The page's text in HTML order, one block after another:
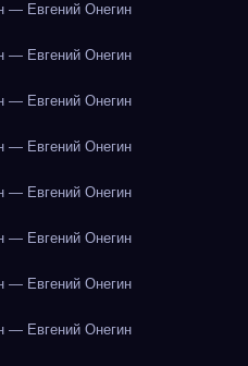
— Евгений Онегин
— Евгений Онегин
— Евгений Онегин
— Евгений Онегин
— Евгений Онегин
— Евгений Онегин
— Евгений Онегин
— Евгений Онегин